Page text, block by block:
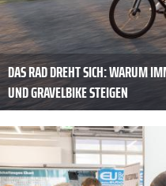
DAS RAD DREHT SICH: WARUM
UND GRAVELBIKE STEIGEN